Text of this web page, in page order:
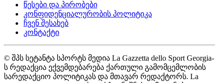
წესები და პირობები
კონფიდენციალურობის პოლიტიკა
ჩვენ შესახებ
კონტაქტი
© შპს სეტანტა სპორტს მედია La Gazzetta dello Sport Georgia-
ს რედაქცია ექვემდებარება ქართული გამომცემლობის
სარედაქციო პოლიტიკას და მთავარ რედაქტორს. La